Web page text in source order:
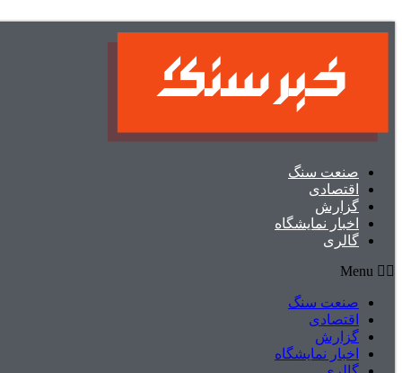
صنعت سنگ
اقتصادی
گزارش
اخبار نمایشگاه
گالری
Menu
صنعت سنگ
اقتصادی
گزارش
اخبار نمایشگاه